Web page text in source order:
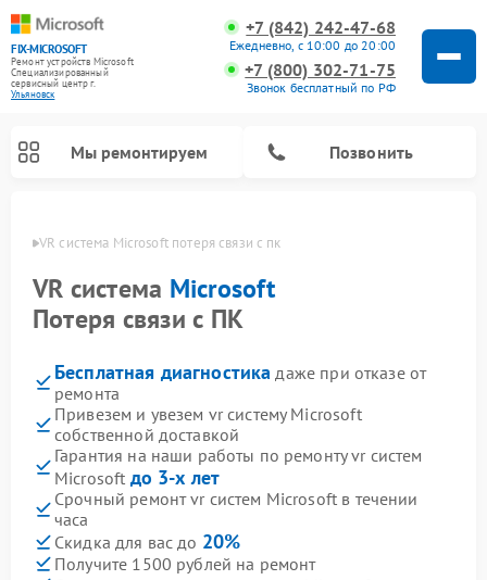
FIX-MICROSOFT
Ремонт устройств Microsoft
Специализированный
cервисный центр г.
Ульяновск
+7 (842) 242-47-68
Ежедневно, с 10:00 до 20:00
+7 (800) 302-71-75
Звонок бесплатный по РФ
Мы ремонтируем Позвонить
VR система Microsoft потеря связи с пк
VR система Microsoft
Потеря связи с ПК
Бесплатная диагностика даже при отказе от
ремонта
Привезем и увезем vr систему Microsoft
собственной доставкой
Гарантия на наши работы по ремонту vr систем
Microsoft до 3-х лет
Срочный ремонт vr систем Microsoft в течении
часа
Скидка для вас до 20%
Получите 1500 рублей на ремонт